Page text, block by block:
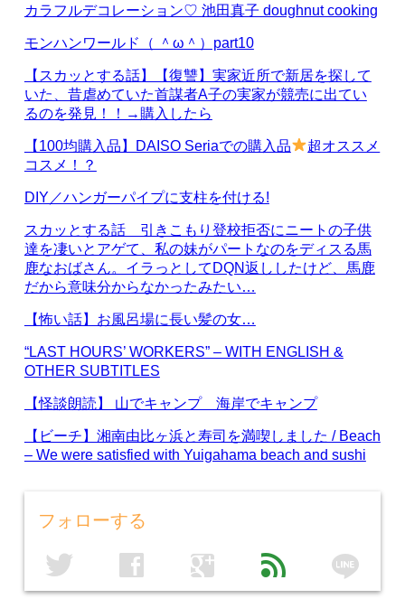
カラフルデコレーション♡ 池田真子 doughnut cooking
モンハンワールド（ ＾ω＾）part10
【スカッとする話】【復讐】実家近所で新居を探して
いた、昔虐めていた首謀者A子の実家が競売に出てい
るのを発見！！→購入したら
【100均購入品】DAISO Seriaでの購入品
超オススメ
コスメ！？
DIY／ハンガーパイプに支柱を付ける!
スカッとする話 引きこもり登校拒否にニートの子供
達を凄いとアゲて、私の妹がパートなのをディスる馬
鹿なおばさん。イラっとしてDQN返ししたけど、馬鹿
だから意味分からなかったみたい…
【怖い話】お風呂場に長い髪の女…
“LAST HOURS’ WORKERS” – WITH ENGLISH &
OTHER SUBTITLES
【怪談朗読】 山でキャンプ 海岸でキャンプ
【ビーチ】湘南由比ヶ浜と寿司を満喫しました / Beach
– We were satisfied with Yuigahama beach and sushi
フォローする
twitter facebook google feed line